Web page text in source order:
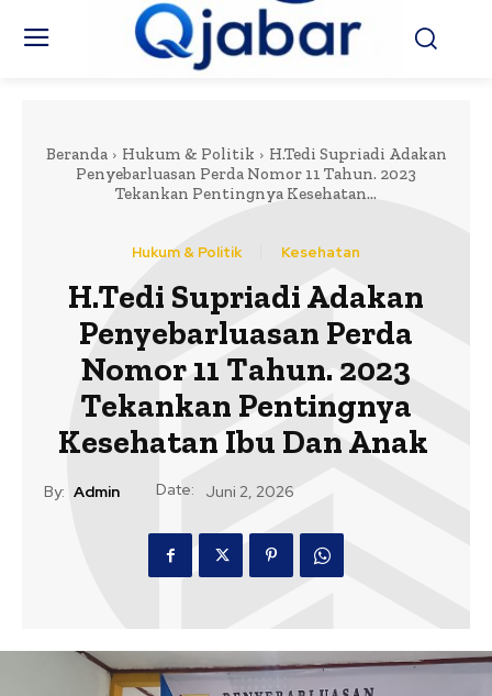
Beranda Hukum & Politik
H.Tedi Supriadi Adakan
Penyebarluasan Perda Nomor 11 Tahun. 2023
Tekankan Pentingnya Kesehatan...
Hukum & Politik Kesehatan
H.Tedi Supriadi Adakan
Penyebarluasan Perda
Nomor 11 Tahun. 2023
Tekankan Pentingnya
Kesehatan Ibu Dan Anak
By: Admin Date: Juni 2, 2026